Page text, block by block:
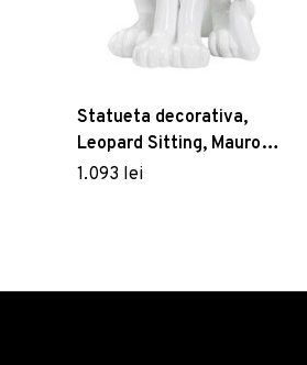
Statueta decorativa,
Leopard Sitting, Mauro
Ferretti, 27 x 38 x 74 cm,
1.093 lei